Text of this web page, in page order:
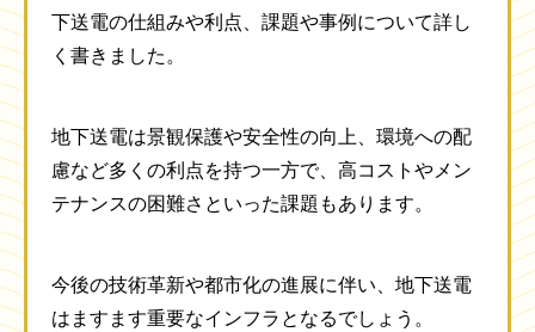
下送電の仕組みや利点、課題や事例について詳し
く書きました。
地下送電は景観保護や安全性の向上、環境への配
慮など多くの利点を持つ一方で、高コストやメン
テナンスの困難さといった課題もあります。
今後の技術革新や都市化の進展に伴い、地下送電
はますます重要なインフラとなるでしょう。